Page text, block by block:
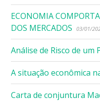
ECONOMIA
DOS MERCADOS
03/01/
Análise de Risco de um
A situação econômica
Carta de conjuntura